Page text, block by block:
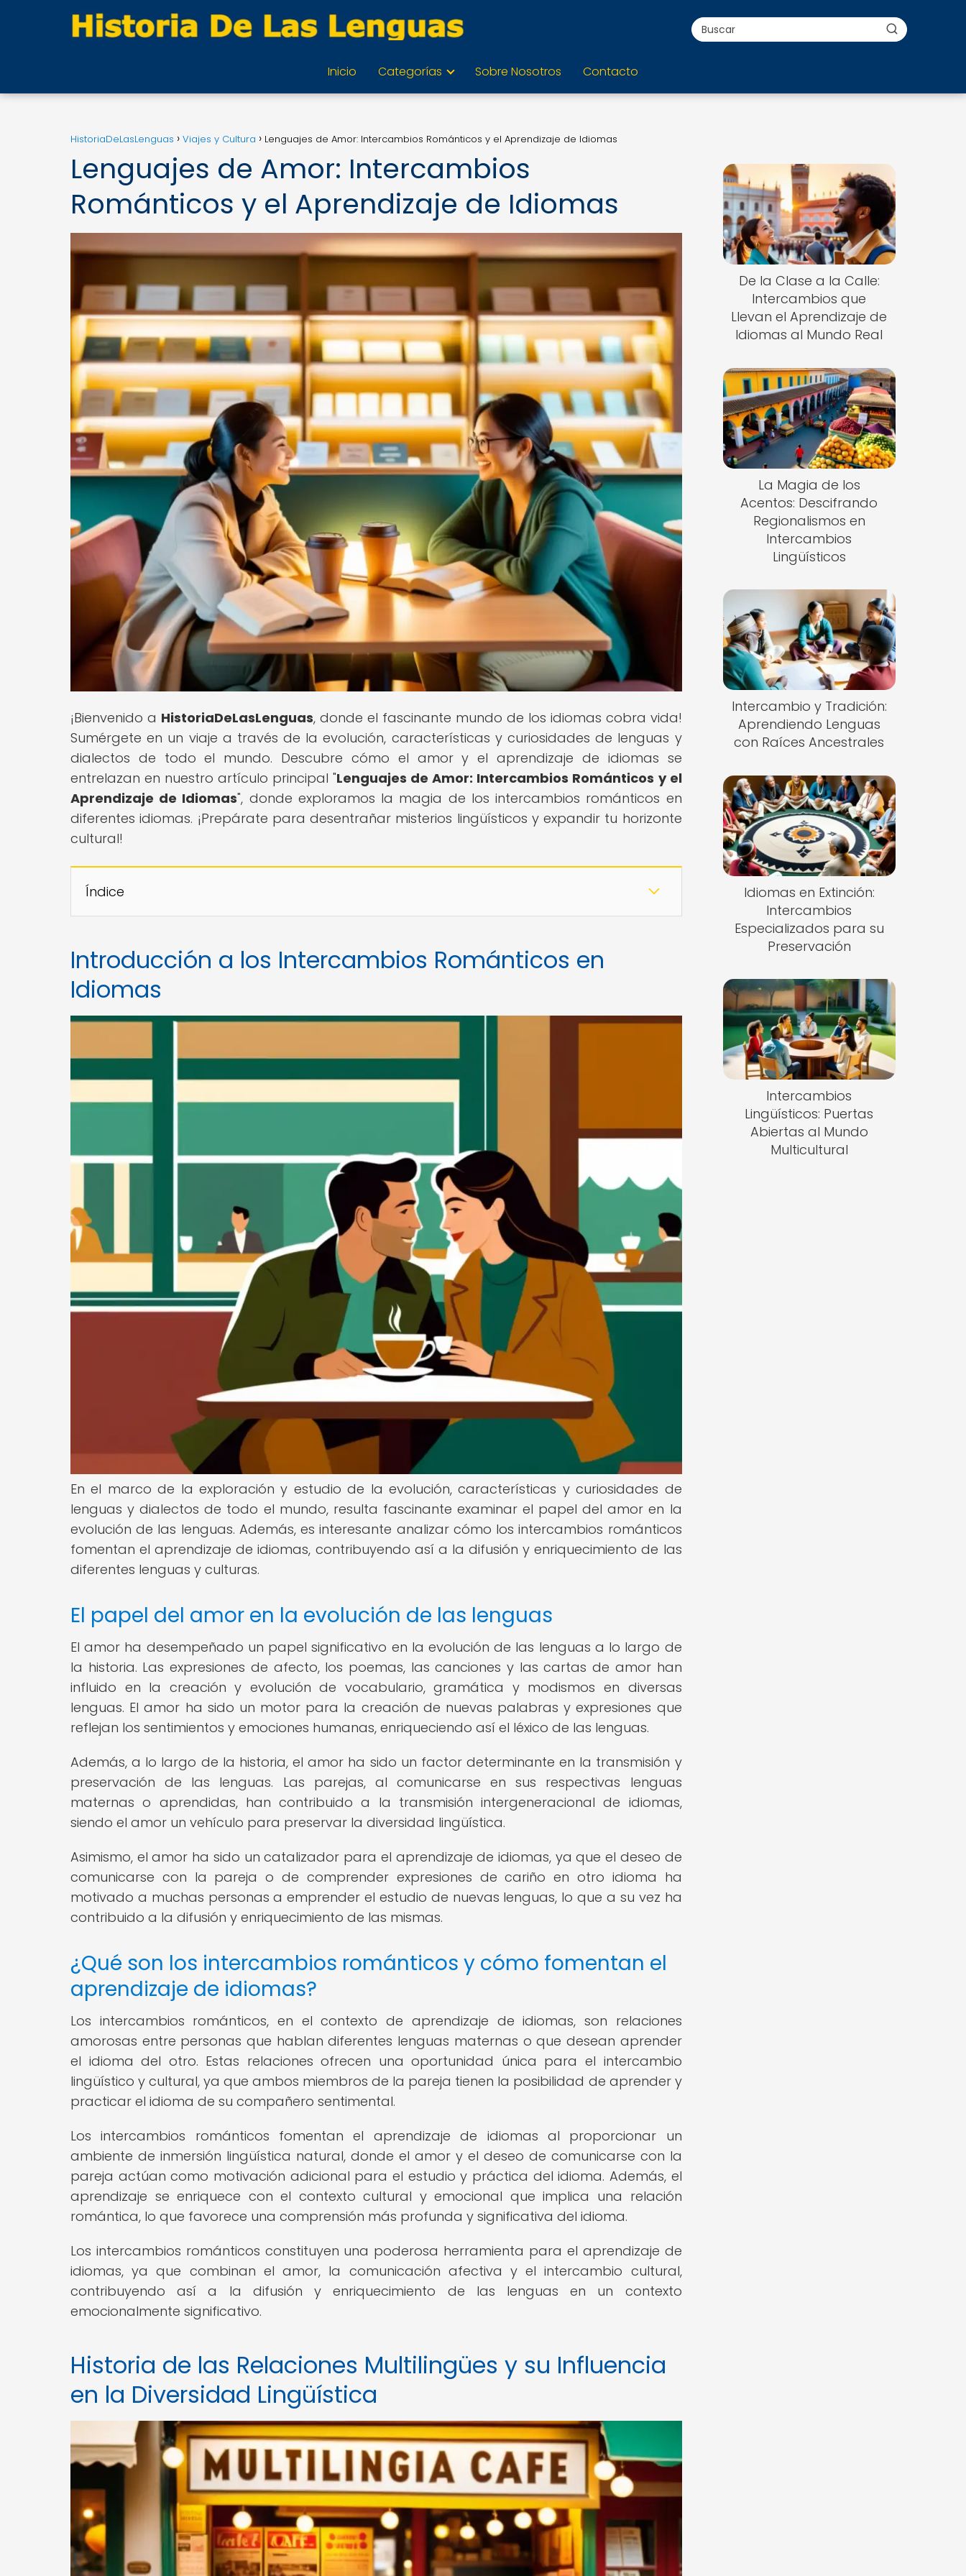
Inicio Categorías Sobre Nosotros Contacto
HistoriaDeLasLenguas Viajes y Cultura Lenguajes de Amor: Intercambios Románticos y el Aprendizaje de Idiomas
Lenguajes de Amor: Intercambios
Románticos y el Aprendizaje de Idiomas
¡Bienvenido a HistoriaDeLasLenguas, donde el fascinante mundo de los idiomas cobra vida!
Sumérgete en un viaje a través de la evolución, características y curiosidades de lenguas y
dialectos de todo el mundo. Descubre cómo el amor y el aprendizaje de idiomas se
entrelazan en nuestro artículo principal "Lenguajes de Amor: Intercambios Románticos y el
Aprendizaje de Idiomas", donde exploramos la magia de los intercambios románticos en
diferentes idiomas. ¡Prepárate para desentrañar misterios lingüísticos y expandir tu horizonte
cultural!
Índice
Introducción a los Intercambios Románticos en
Idiomas
En el marco de la exploración y estudio de la evolución, características y curiosidades de
lenguas y dialectos de todo el mundo, resulta fascinante examinar el papel del amor en la
evolución de las lenguas. Además, es interesante analizar cómo los intercambios románticos
fomentan el aprendizaje de idiomas, contribuyendo así a la difusión y enriquecimiento de las
diferentes lenguas y culturas.
El papel del amor en la evolución de las lenguas
El amor ha desempeñado un papel significativo en la evolución de las lenguas a lo largo de
la historia. Las expresiones de afecto, los poemas, las canciones y las cartas de amor han
influido en la creación y evolución de vocabulario, gramática y modismos en diversas
lenguas. El amor ha sido un motor para la creación de nuevas palabras y expresiones que
reflejan los sentimientos y emociones humanas, enriqueciendo así el léxico de las lenguas.
Además, a lo largo de la historia, el amor ha sido un factor determinante en la transmisión y
preservación de las lenguas. Las parejas, al comunicarse en sus respectivas lenguas
maternas o aprendidas, han contribuido a la transmisión intergeneracional de idiomas,
siendo el amor un vehículo para preservar la diversidad lingüística.
Asimismo, el amor ha sido un catalizador para el aprendizaje de idiomas, ya que el deseo de
comunicarse con la pareja o de comprender expresiones de cariño en otro idioma ha
motivado a muchas personas a emprender el estudio de nuevas lenguas, lo que a su vez ha
contribuido a la difusión y enriquecimiento de las mismas.
¿Qué son los intercambios románticos y cómo fomentan el
aprendizaje de idiomas?
Los intercambios románticos, en el contexto de aprendizaje de idiomas, son relaciones
amorosas entre personas que hablan diferentes lenguas maternas o que desean aprender
el idioma del otro. Estas relaciones ofrecen una oportunidad única para el intercambio
lingüístico y cultural, ya que ambos miembros de la pareja tienen la posibilidad de aprender y
practicar el idioma de su compañero sentimental.
Los intercambios románticos fomentan el aprendizaje de idiomas al proporcionar un
ambiente de inmersión lingüística natural, donde el amor y el deseo de comunicarse con la
pareja actúan como motivación adicional para el estudio y práctica del idioma. Además, el
aprendizaje se enriquece con el contexto cultural y emocional que implica una relación
romántica, lo que favorece una comprensión más profunda y significativa del idioma.
Los intercambios románticos constituyen una poderosa herramienta para el aprendizaje de
idiomas, ya que combinan el amor, la comunicación afectiva y el intercambio cultural,
contribuyendo así a la difusión y enriquecimiento de las lenguas en un contexto
emocionalmente significativo.
Historia de las Relaciones Multilingües y su Influencia
en la Diversidad Lingüística
De la Clase a la Calle:
Intercambios que
Llevan el Aprendizaje de
Idiomas al Mundo Real
La Magia de los
Acentos: Descifrando
Regionalismos en
Intercambios
Lingüísticos
Intercambio y Tradición:
Aprendiendo Lenguas
con Raíces Ancestrales
Idiomas en Extinción:
Intercambios
Especializados para su
Preservación
Intercambios
Lingüísticos: Puertas
Abiertas al Mundo
Multicultural